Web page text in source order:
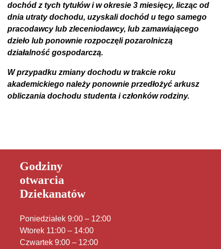
dochód z tych tytułów i w okresie 3 miesięcy, licząc od
dnia utraty dochodu, uzyskali dochód u tego samego
pracodawcy lub zleceniodawcy, lub zamawiającego
dzieło lub ponownie rozpoczęli pozarolniczą
działalność gospodarczą.
W przypadku zmiany dochodu w trakcie roku
akademickiego należy ponownie przedłożyć arkusz
obliczania dochodu studenta i członków rodziny.
Godziny
otwarcia
Dziekanatów
Poniedziałek 9:00 – 12:00
Wtorek 11:00 – 14:00
Czwartek 9:00 – 12:00